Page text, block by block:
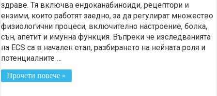
здраве. Тя включва ендоканабиноиди, рецептори и
ензими, които работят заедно, за да регулират множество
физиологични процеси, включително настроение, болка,
сън, апетит и имунна функция. Въпреки че изследванията
на ECS са в начален етап, разбирането на нейната роля и
потенциалните …
Прочети повече »